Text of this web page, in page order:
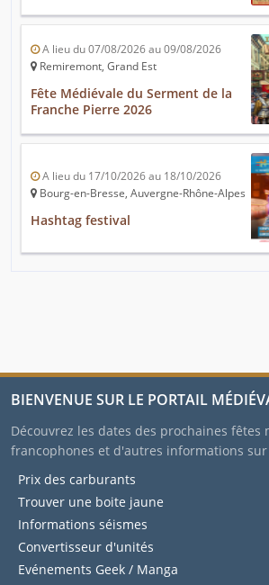
A lieu du 07/08/2026 au 09/08/2026
Remiremont, Grand Est
Fête Médiévale du Serment de la
Franche Pierre 2026
A lieu du 17/10/2026 au 18/10/2026
Bourg-en-Bresse, Auvergne-Rhône-Alpes
Hashtag festival
BIENVENUE SUR LE PORTAIL
Découvrez les dates des prochaines fêtes
francophones et d'autres informations
Prix des carburants
Trouver une boite jaune
Informations séismes
Convertisseur d'unités
Evénements Geek / Manga